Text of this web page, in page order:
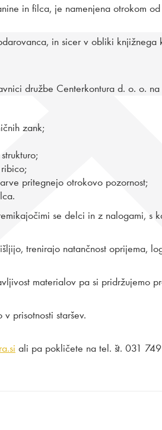
in filca, je namenjena otrokom
in sicer v obliki
družbe Centerkontura d. o. o.
zank;
pritegnejo otrokovo pozornost;
se delci in z nalogami, s
trenirajo natančnost oprijema,
materialov pa si pridržujemo
prisotnosti staršev.
ali pa pokličete na tel. št. 031